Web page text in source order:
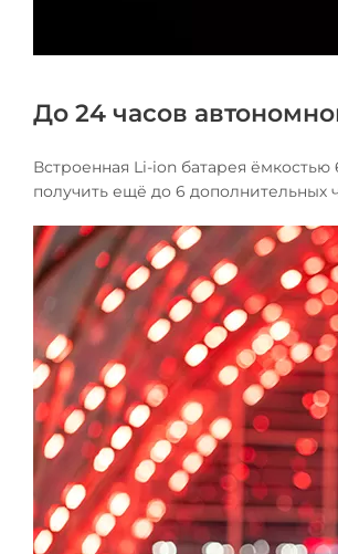
До 24 часов
Встроенная Li-ion батарея
получить ещё до 6 дополнительных